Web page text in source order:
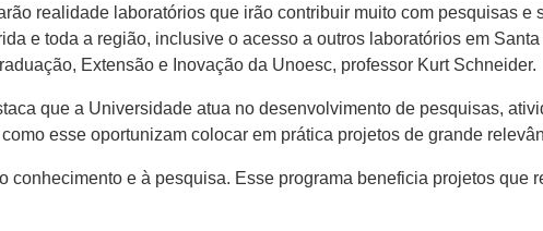
realidade laboratórios que irão contribuir muito com pesquisas e
e toda a região, inclusive o acesso a outros laboratórios em
Extensão e Inovação da Unoesc, professor Kurt Schneider.
que a Universidade atua no desenvolvimento de pesquisas,
esse oportunizam colocar em prática projetos de grande
e à pesquisa. Esse programa beneficia projetos que